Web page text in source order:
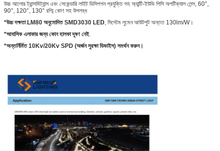
উচ্চ আলোর ট্রান্সমিট্যান্স এবং সেকেন্ডারি লাইট ডিসিপশন প্রযুক্তি সহ অ্যান্টি-ইউভি পিসি অপটিক্যাল লেন্স, 60°,
90°, 120°, 130° রশ্মি কোণ সহ উপলব্ধ
*উচ্চ দক্ষতা LM80 অনুমোদিত SMD3030 LED, সিস্টেম লুমেন আউটপুট অন্তত 130lm/W।
*আবাসিক এলাকার জন্য কোন হালকা দূষণ নেই.
*অন্তর্নির্মিত 10Kv/20Kv SPD (অর্জন সুরক্ষা ডিভাইস) সমর্থন করুন।